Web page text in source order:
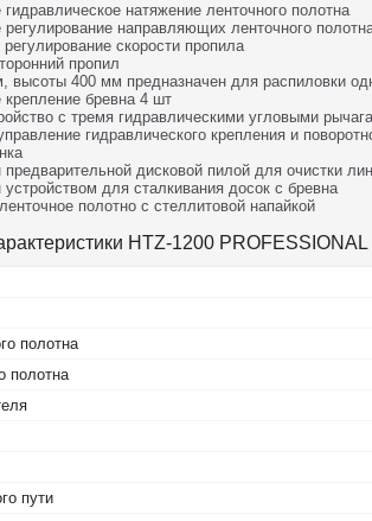
гидравлическое натяжение ленточного полотна
регулирование направляющих ленточного
регулирование скорости пропила
пропил
высоты 400 мм предназначен для распиловки
крепление бревна 4 шт
с тремя гидравлическими угловыми
гидравлического крепления и
дисковой пилой для очистки
для сталкивания досок с бревна
полотно с стеллитовой напайкой
HTZ-1200 PROFESSIONAL
полотна
полотна
пути